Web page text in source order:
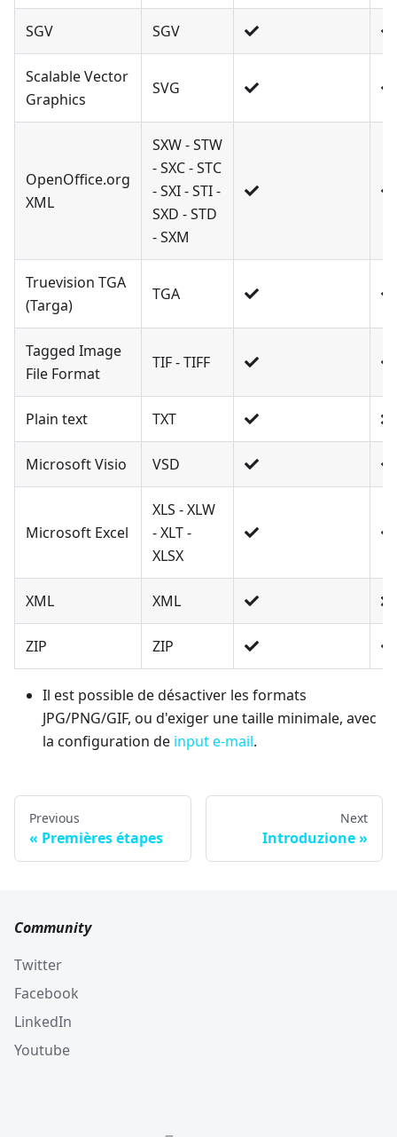
SGV SGV
Scalable Vector
Graphics
SVG
OpenOffice.org
XML
SXW - STW
- SXC - STC
- SXI - STI -
SXD - STD
- SXM
Truevision TGA
(Targa)
TGA
Tagged Image
File Format
TIF - TIFF
Plain text TXT
Microsoft Visio VSD
Microsoft Excel
XLS - XLW
- XLT -
XLSX
XML XML
ZIP ZIP
Il est possible de désactiver les formats
JPG/PNG/GIF, ou d'exiger une taille minimale, avec
la configuration de input e-mail.
Previous
Premières étapes
Next
Introduzione
Community
Twitter
Facebook
LinkedIn
Youtube